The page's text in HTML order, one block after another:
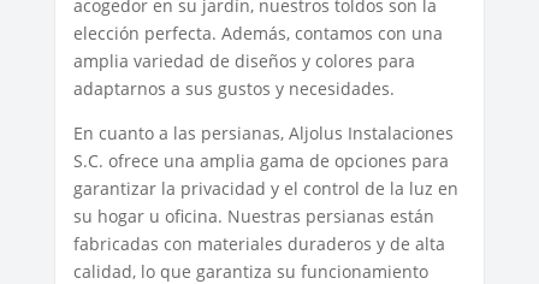
acogedor en su jardín, nuestros toldos son la
elección perfecta. Además, contamos con una
amplia variedad de diseños y colores para
adaptarnos a sus gustos y necesidades.
En cuanto a las persianas, Aljolus Instalaciones
S.C. ofrece una amplia gama de opciones para
garantizar la privacidad y el control de la luz en
su hogar u oficina. Nuestras persianas están
fabricadas con materiales duraderos y de alta
calidad, lo que garantiza su funcionamiento